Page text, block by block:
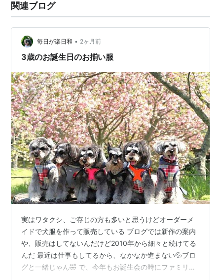
関連ブログ
毎日が楽日和 • 2ヶ月前
3歳のお誕生日のお揃い服
実はワタクシ、ご存じの方も多いと思うけどオーダーメ
イドで犬服を作って販売している ブログでは新作の案内
や、販売はしてないんだけど2010年から細々と続けてる
んだ 最近は仕事もしてるから、なかなか進まない💦ブロ
グと一緒じゃん🤣 で、今年もお誕生会の時にファミリー